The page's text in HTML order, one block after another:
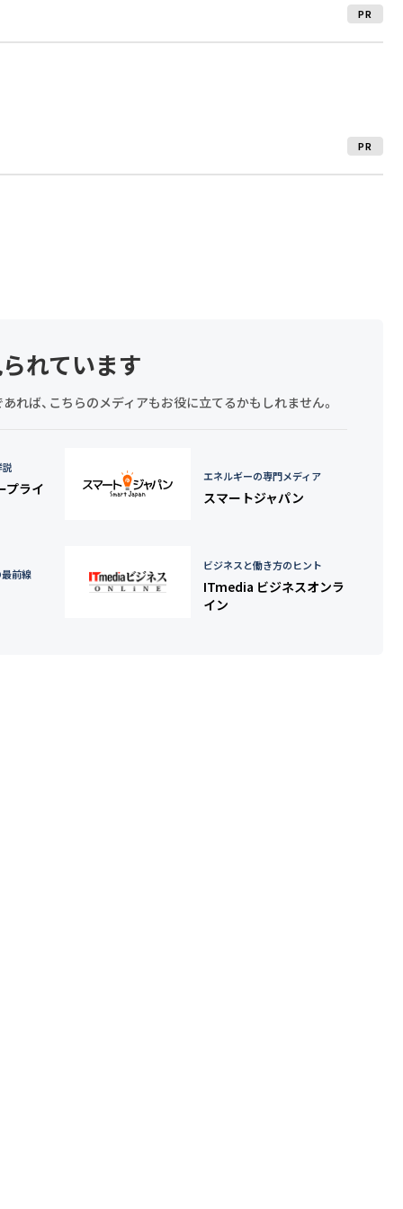
PR
PR
れています
れば、こちらのメディアもお役に立てるかもしれません。
プライ
エネルギーの専門メディア
スマートジャパン
前線
ビジネスと働き方のヒント
ITmedia ビジネスオンラ
イン